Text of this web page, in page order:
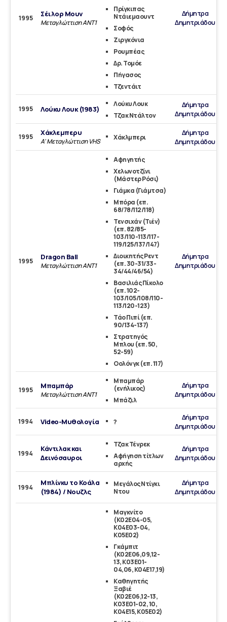
1995 Σέιλορ Μουν
Μεταγλώττιση ANT1
Πρίγκιπας
Ντάιεμαουντ
Σοφός
Ζιργκόνια
Ρουμπέας
Δρ. Τομόε
Πήγασος
Τζεντάιτ
Δήμητρα
Δημητριάδου
1995 Λούκυ Λουκ (1983)
Λούκυ Λουκ
Τζακ Ντάλτον
Δήμητρα
Δημητριάδου
1995 Χάκλεμπερυ
A' Μεταγλώττιση VHS Χάκλμπερι
Δήμητρα
Δημητριάδου
1995 Dragon Ball
Μεταγλώττιση ΑΝΤ1
Αφηγητής
Χελωνοτζίνι
(Μάστερ Ρόσι)
Γιάμκα (Γιάμτσα)
Μπόρα (επ.
68/78/112/118)
Τενσιχάν (Τιέν)
(επ. 82/85-
103/110-113/117-
119/125/137/147)
Διοικητής Ρεντ
(επ. 30-31/33-
34/44/46/54)
Βασιλιάς Πίκολο
(επ. 102-
103/105/108/110-
113/120-123)
Τάο Πιπί (επ.
90/134-137)
Στρατηγός
Μπλου (επ. 50,
52-59)
Οολόνγκ (επ. 117)
Δήμητρα
Δημητριάδου
1995 Μπαμπάρ
Μεταγλώττιση ΑΝΤ1
Μπαμπάρ
(ενήλικος)
Μπάζιλ
Δήμητρα
Δημητριάδου
1994 Video-Μυθολογία ?
Δήμητρα
Δημητριάδου
1994
Κάντιλακ και
Δεινόσαυροι
Τζακ Τένρεκ
Αφήγηση τίτλων
αρχής
Δήμητρα
Δημητριάδου
1994
Μπλίνκυ το Κοάλα
(1984) / Νουζλς
Μεγάλος Ντίγκι
Ντου
Δήμητρα
Δημητριάδου
Μαγκνίτο
(Κ02Ε04-05,
Κ04Ε03-04,
Κ05Ε02)
Γκάμπιτ
(Κ02Ε06,09,12-
13, Κ03Ε01-
04,06, Κ04Ε17,19)
Καθηγητής
Ξαβιέ
(Κ02Ε06,12-13,
Κ03Ε01-02, 10,
Κ04Ε15, Κ05Ε02)